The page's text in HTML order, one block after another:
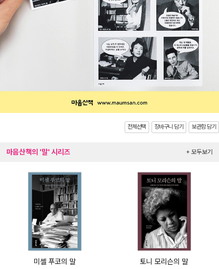
전체선택 장바구니 담기 보관함 담기
마음산책의 '말' 시리즈 + 모두보기
미셸 푸코의 말
토니 모리슨의 말